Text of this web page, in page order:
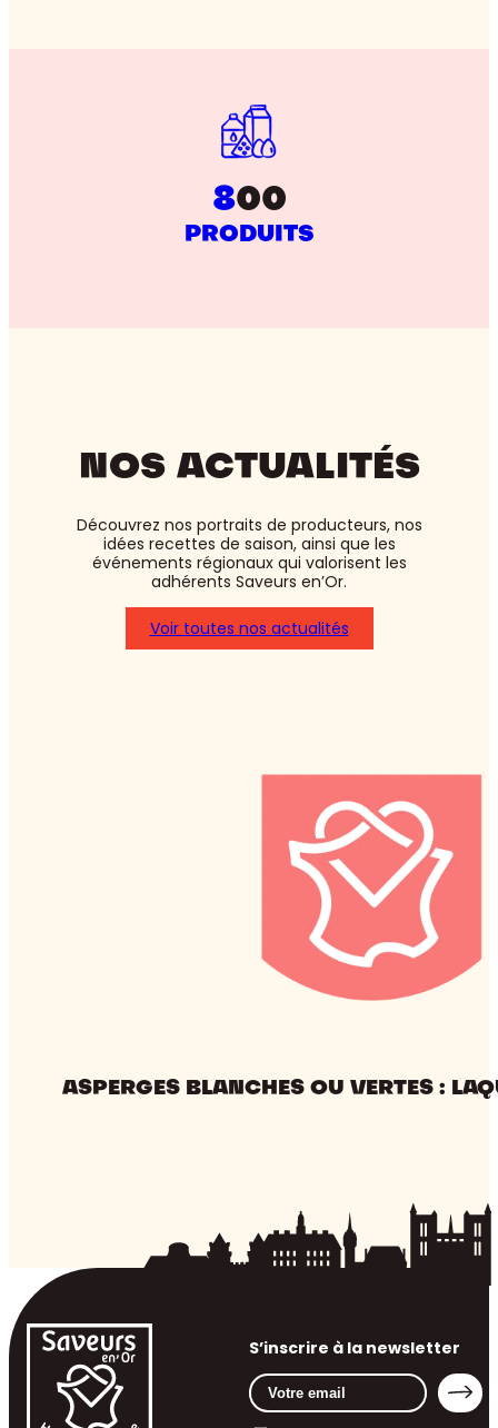
800
PRODUITS
NOS ACTUALITÉS
Découvrez nos portraits de producteurs, nos
idées recettes de saison, ainsi que les
événements régionaux qui valorisent les
adhérents Saveurs en’Or.
Voir toutes nos actualités
ASPERGES BLANCHES OU VERTES :
S’inscrire à la newsletter